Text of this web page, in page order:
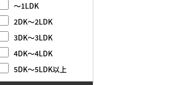
～1LDK
2DK～2LDK
3DK～3LDK
4DK～4LDK
5DK～5LDK以上